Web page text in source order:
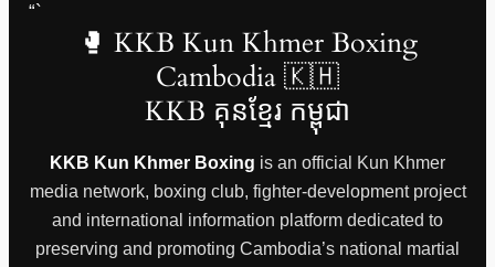
“`
🥊 KKB Kun Khmer Boxing
Cambodia 🇰🇭
KKB គុនខ្មែរ កម្ពុជា
KKB Kun Khmer Boxing is an official Kun Khmer
media network, boxing club, fighter-development project
and international information platform dedicated to
preserving and promoting Cambodia’s national martial